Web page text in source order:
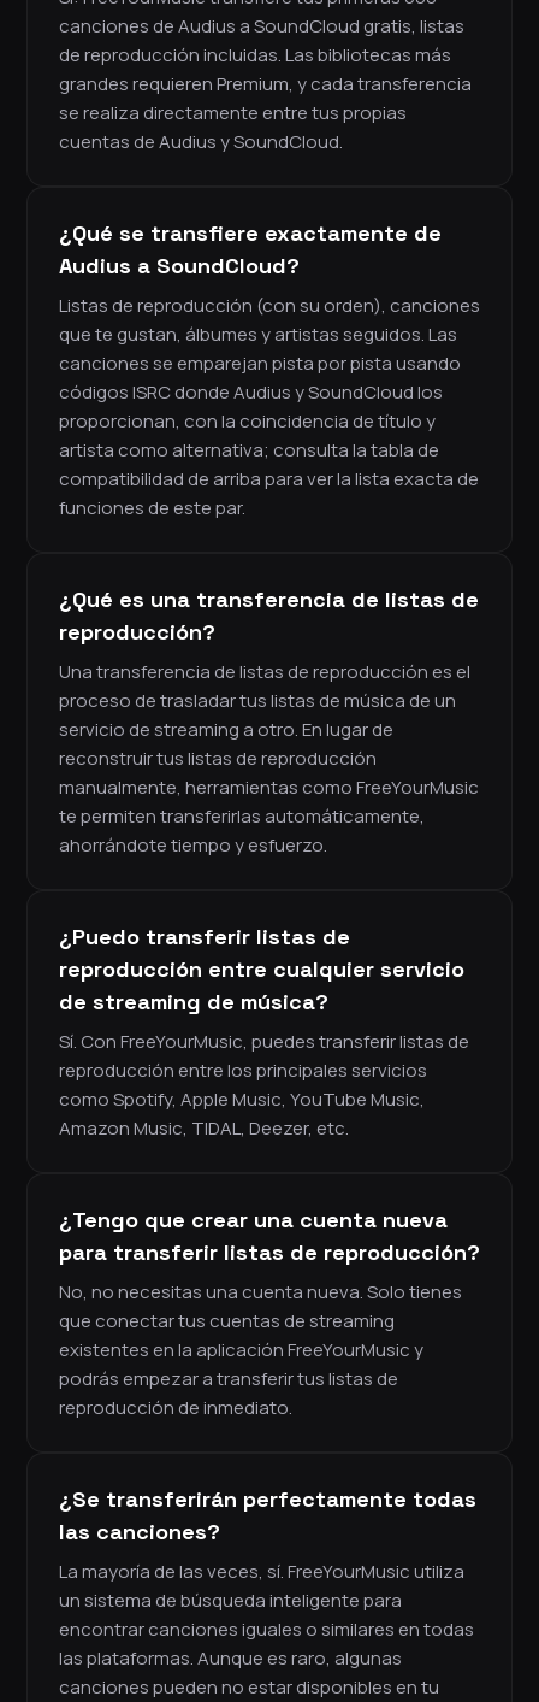
canciones de Audius a SoundCloud gratis, listas
de reproducción incluidas. Las bibliotecas más
grandes requieren Premium, y cada transferencia
se realiza directamente entre tus propias
cuentas de Audius y SoundCloud.
¿Qué se transfiere exactamente de
Audius a SoundCloud?
Listas de reproducción (con su orden), canciones
que te gustan, álbumes y artistas seguidos. Las
canciones se emparejan pista por pista usando
códigos ISRC donde Audius y SoundCloud los
proporcionan, con la coincidencia de título y
artista como alternativa; consulta la tabla de
compatibilidad de arriba para ver la lista exacta de
funciones de este par.
¿Qué es una transferencia de listas de
reproducción?
Una transferencia de listas de reproducción es el
proceso de trasladar tus listas de música de un
servicio de streaming a otro. En lugar de
reconstruir tus listas de reproducción
manualmente, herramientas como FreeYourMusic
te permiten transferirlas automáticamente,
ahorrándote tiempo y esfuerzo.
¿Puedo transferir listas de
reproducción entre cualquier servicio
de streaming de música?
Sí. Con FreeYourMusic, puedes transferir listas de
reproducción entre los principales servicios
como Spotify, Apple Music, YouTube Music,
Amazon Music, TIDAL, Deezer, etc.
¿Tengo que crear una cuenta nueva
para transferir listas de reproducción?
No, no necesitas una cuenta nueva. Solo tienes
que conectar tus cuentas de streaming
existentes en la aplicación FreeYourMusic y
podrás empezar a transferir tus listas de
reproducción de inmediato.
¿Se transferirán perfectamente todas
las canciones?
La mayoría de las veces, sí. FreeYourMusic utiliza
un sistema de búsqueda inteligente para
encontrar canciones iguales o similares en todas
las plataformas. Aunque es raro, algunas
canciones pueden no estar disponibles en tu